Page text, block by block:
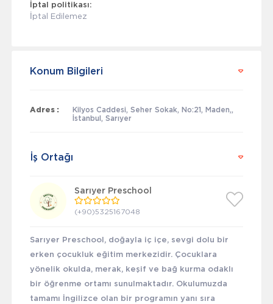
İptal politikası:
İptal Edilemez
Konum Bilgileri
Adres :
Kilyos Caddesi, Seher Sokak, No:21, Maden,,
İstanbul, Sarıyer
İş Ortağı
Sarıyer Preschool
(+90)5325167048
Sarıyer Preschool, doğayla iç içe, sevgi dolu bir
erken çocukluk eğitim merkezidir. Çocuklara
yönelik okulda, merak, keşif ve bağ kurma odaklı
bir öğrenme ortamı sunulmaktadır. Okulumuzda
tamamı İngilizce olan bir programın yanı sıra